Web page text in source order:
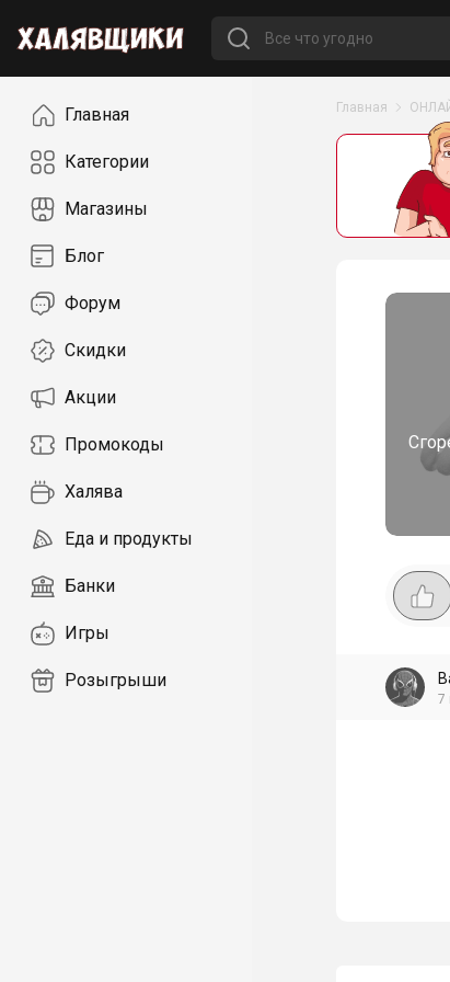
НавигацияГлавная
Категории
Магазины
Блог
Форум
Скидки
Акции
Промокоды
Халява
Еда и продукты
Банки
Игры
Розыгрыши
Главная
7